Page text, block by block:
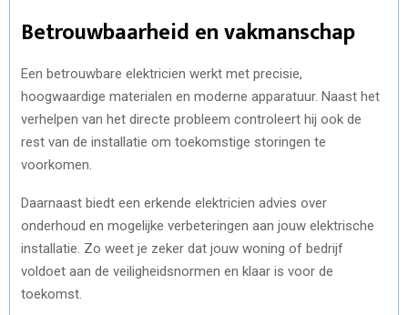
Betrouwbaarheid en vakmanschap
Een betrouwbare elektricien werkt met precisie,
hoogwaardige materialen en moderne apparatuur. Naast het
verhelpen van het directe probleem controleert hij ook de
rest van de installatie om toekomstige storingen te
voorkomen.
Daarnaast biedt een erkende elektricien advies over
onderhoud en mogelijke verbeteringen aan jouw elektrische
installatie. Zo weet je zeker dat jouw woning of bedrijf
voldoet aan de veiligheidsnormen en klaar is voor de
toekomst.